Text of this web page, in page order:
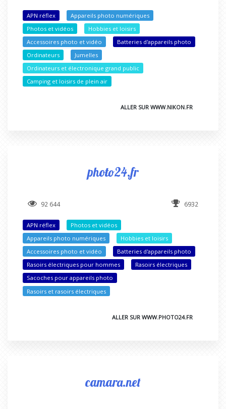
APN réflex
Appareils photo numériques
Photos et vidéos
Hobbies et loisirs
Accessoires photo et vidéo
Batteries d'appareils photo
Ordinateurs
Jumelles
Ordinateurs et électronique grand public
Camping et loisirs de plein air
ALLER SUR WWW.NIKON.FR
photo24.fr
92 644 6932
APN réflex
Photos et vidéos
Appareils photo numériques
Hobbies et loisirs
Accessoires photo et vidéo
Batteries d'appareils photo
Rasoirs électriques pour hommes
Rasoirs électriques
Sacoches pour appareils photo
Rasoirs et rasoirs électriques
ALLER SUR WWW.PHOTO24.FR
camara.net